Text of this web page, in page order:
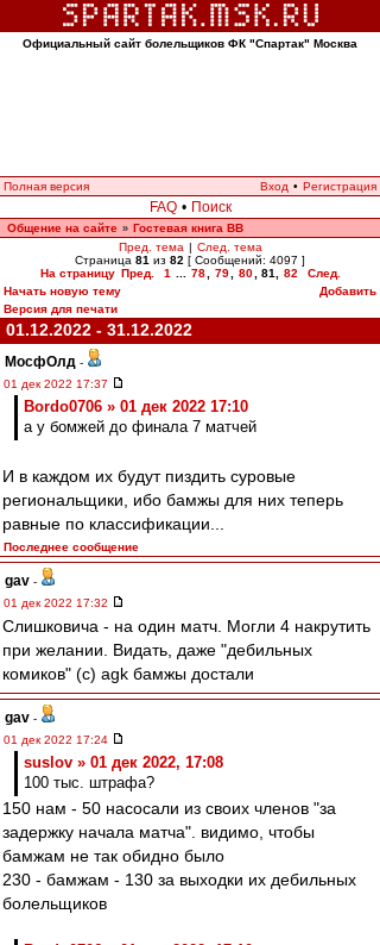
Официальный сайт болельщиков ФК "Спартак" Москва
Полная версия Вход • Регистрация
FAQ • Поиск
Общение на сайте » Гостевая книга ВВ
Пред. тема | След. тема
Страница 81 из 82 [ Сообщений: 4097 ]
На страницу Пред. 1 78 79 80 81 82
След.
Начать новую тему
Добавить
Версия для печати
01.12.2022 - 31.12.2022
МосфОлд -
01 дек 2022 17:37
Bordo0706 » 01 дек 2022 17:10
а у бомжей до финала 7 матчей
И в каждом их будут пиздить суровые
региональщики, ибо бамжы для них теперь
равные по классификации...
Последнее сообщение
gav -
01 дек 2022 17:32
Слишковича - на один матч. Могли 4 накрутить
при желании. Видать, даже "дебильных
комиков" (с) agk бамжы достали
gav -
01 дек 2022 17:24
suslov » 01 дек 2022, 17:08
100 тыс. штрафа?
150 нам - 50 насосали из своих членов "за
задержку начала матча". видимо, чтобы
бамжам не так обидно было
230 - бамжам - 130 за выходки их дебильных
болельщиков